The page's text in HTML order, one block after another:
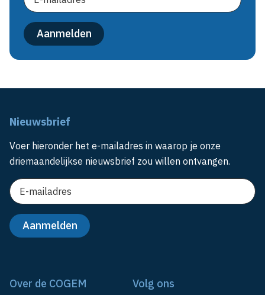
Nieuwsbrief
Voer hieronder het e-mailadres in waarop je onze
driemaandelijkse nieuwsbrief zou willen ontvangen.
Over de COGEM Volg ons